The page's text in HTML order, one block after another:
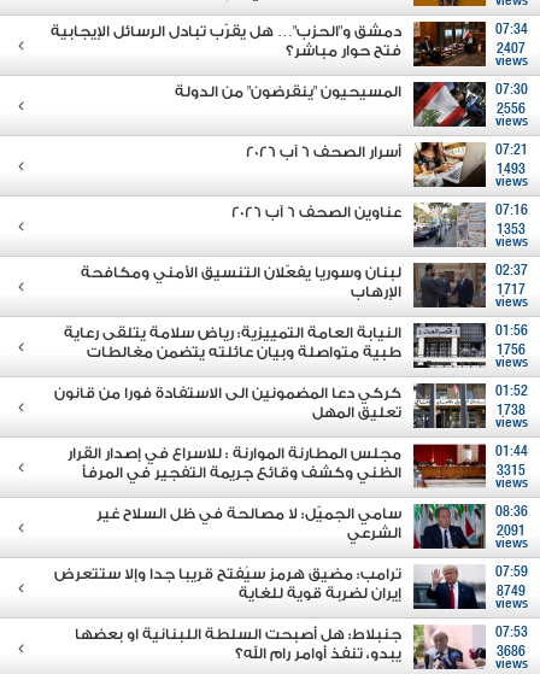
07:34
2407
views
دمشق و"الحزب"… هل يقرّب تبادل الرسائل الإيجابية
فتح حوار مباشر؟
07:30
2556
views
المسيحيون "ينقرضون" من الدولة
07:21
1493
views
أسرار الصحف 6 آب 2026
07:16
1353
views
عناوين الصحف 6 آب 2026
02:37
1717
views
لبنان وسوريا يفعّلان التنسيق الأمني ومكافحة
الإرهاب
01:56
1756
views
النيابة العامة التمييزية: رياض سلامة يتلقى رعاية
طبية متواصلة وبيان عائلته يتضمن مغالطات
01:52
1738
views
كركي دعا المضمونين الى الاستفادة فورا من قانون
تعليق المهل
01:44
3315
views
مجلس المطارنة الموارنة : للاسراع في إصدار القرار
الظني وكشف وقائع جريمة التفجير في المرفأ
08:36
2091
views
سامي الجميّل: لا مصالحة في ظل السلاح غير
الشرعي
07:59
8749
views
ترامب: مضيق هرمز سيُفتح قريبا جدا وإلا ستتعرض
إيران لضربة قوية للغاية
07:53
3686
views
جنبلاط: هل أصبحت السلطة اللبنانية او بعضها
يبدو، تنفذ أوامر رام الله؟